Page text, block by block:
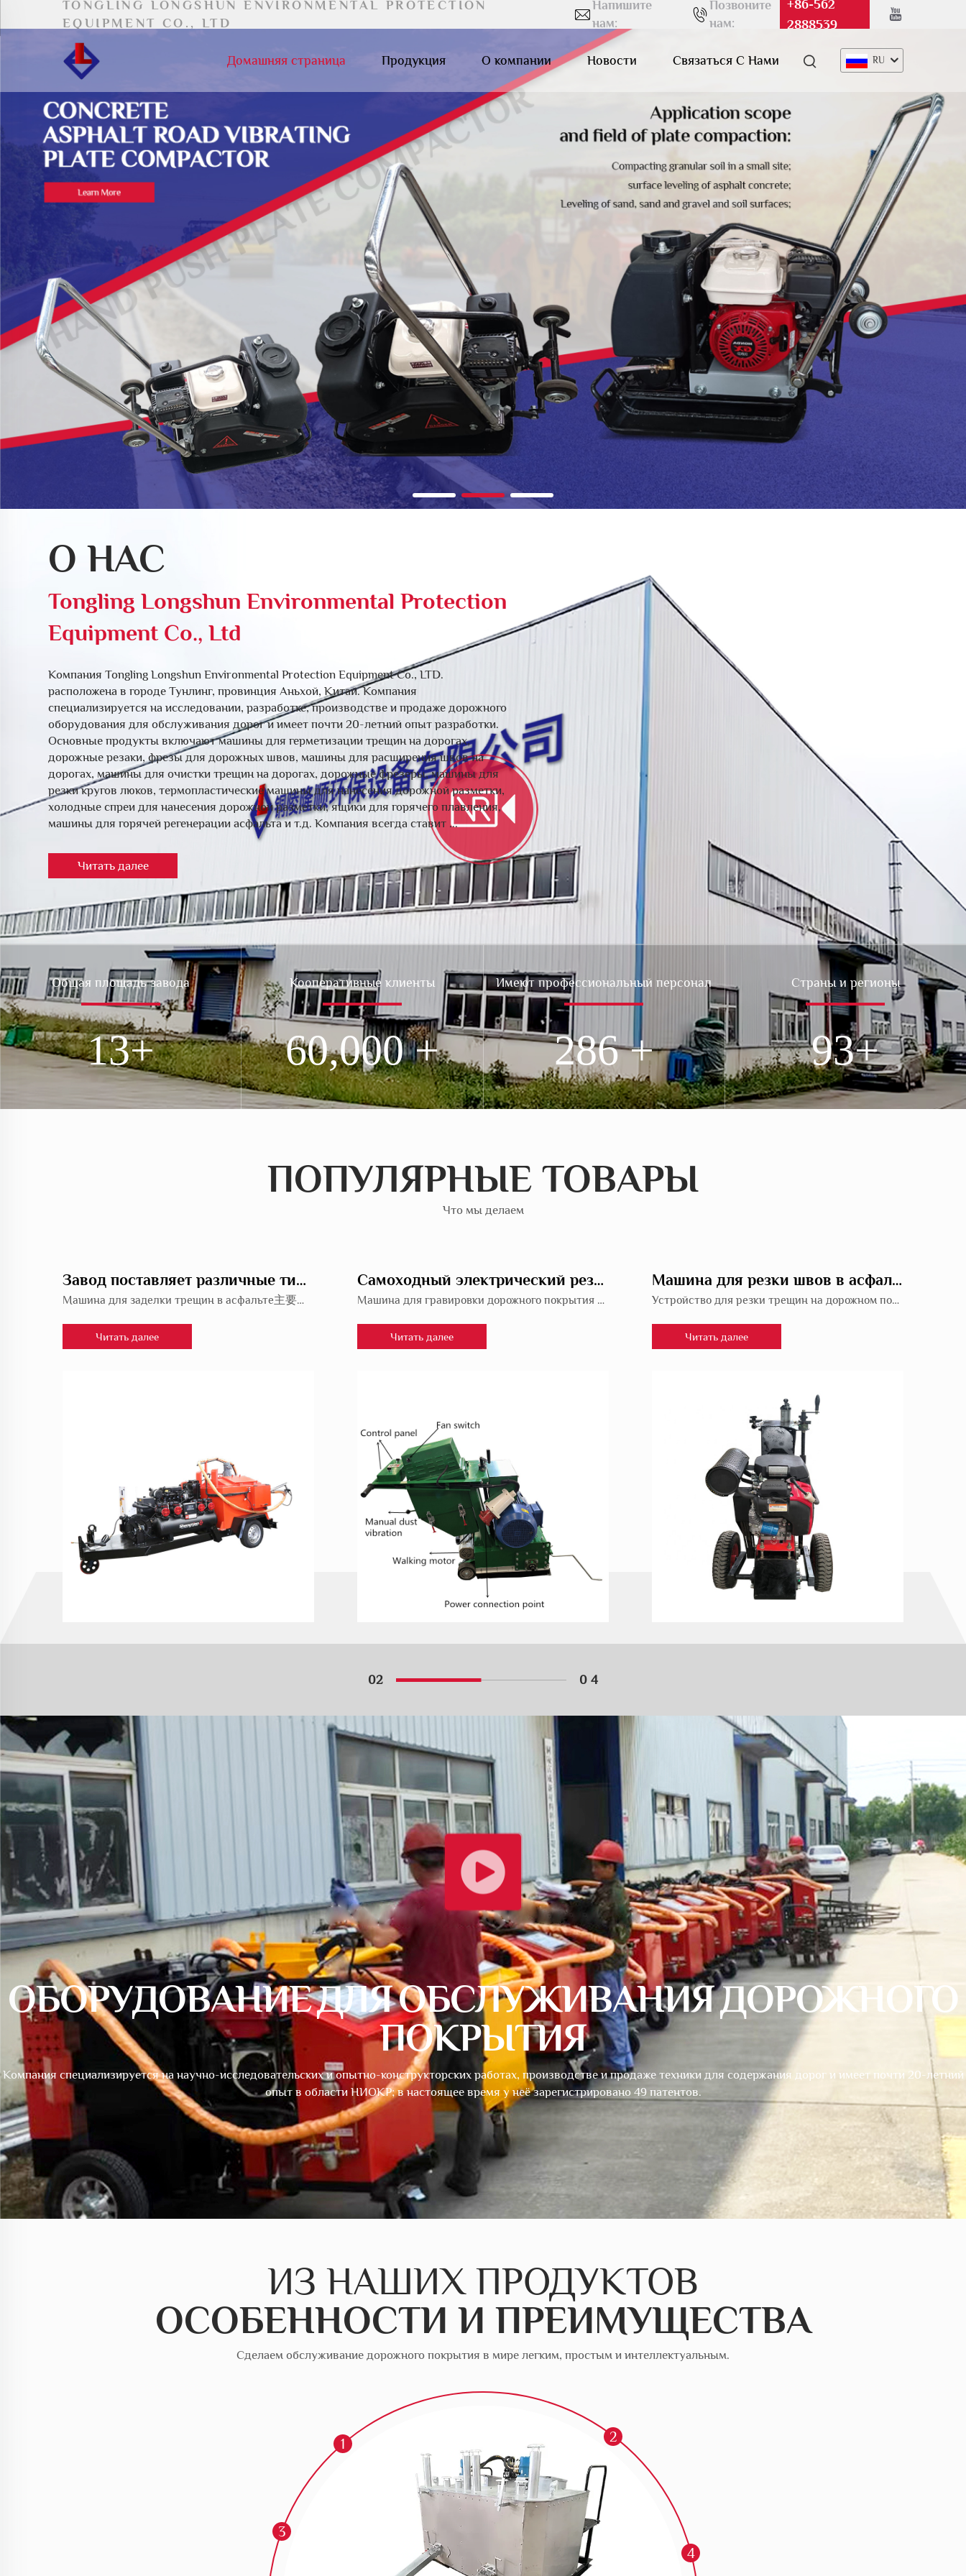
TONGLING LONGSHUN ENVIRONMENTAL PROTECTION
EQUIPMENT CO., LTD
Напишите
нам:
Позвоните
нам:
+86-562
2888539
Домашняя страница Продукция О компании Новости Связаться С Нами RU
О НАС
Tongling Longshun Environmental Protection
Equipment Co., Ltd
Компания Tongling Longshun Environmental Protection Equipment Co., LTD.
расположена в городе Тунлинг, провинция Аньхой, Китай. Компания
специализируется на исследовании, разработке, производстве и продаже дорожного
оборудования для обслуживания дорог и имеет почти 20-летний опыт разработки.
Основные продукты включают машины для герметизации трещин на дорогах,
дорожные резаки, фрезы для дорожных швов, машины для расширения швов на
дорогах, машины для очистки трещин на дорогах, дорожные фрезеры, машины для
резки кругов люков, термопластические машины для нанесения дорожной разметки,
холодные спреи для нанесения дорожной разметки, ящики для горячего плавления,
машины для горячей регенерации асфальта и т.д. Компания всегда ставит ...
Читать далее
Общая площадь завода
13.5
Кооперативные клиенты
60,000
Имеют профессиональный персонал
286
Страны и регионы
100
ПОПУЛЯРНЫЕ ТОВАРЫ
Что мы делаем
Завод поставляет различные типы машин для герметизации трещин асфальта при ремонте дорожного покрытия, LS-500QY с компрессором
Машина для заделки трещин в асфальте主要用于 дорожное обслуживание и ремонт. Она предназначена для заполнения трещин и швов на дорогах, чтобы предотвратить проникновение воды и продлить срок службы дороги. Найдет широкое применение в городских дорогах, автострадах, взлетно-посадочных полосах аэропортов и различных других типах дорог.
Читать далее
Самоходный электрический резак для швов с пылеулавливанием
Машина для гравировки дорожного покрытия имеет широкий спектр применения и множество преимуществ в ремонте и строительстве дорог.
Читать далее
Машина для резки швов в асфальтовом покрытии дорог, LS-200
Устройство для резки трещин на дорожном покрытии — это специализированная машина, используемая для создания чистых, прямых и равномерных трещин или пазов на поверхностях дорожного покрытия. Это важный инструмент в ремонте и обслуживании дорог, предназначенный для подготовки трещин к герметизации или заполнению горячими материалами. Машина оснащена режущими лезвиями, которые можно регулировать для достижения желаемой ширины и глубины паза, обеспечивая точную и эффективную подготовку трещин.
Читать далее
02 0 4
ОБОРУДОВАНИЕ ДЛЯ ОБСЛУЖИВАНИЯ ДОРОЖНОГО
ПОКРЫТИЯ
Компания специализируется на научно-исследовательских и опытно-конструкторских работах, производстве и продаже техники для содержания дорог и имеет почти 20-летний
опыт в области НИОКР; в настоящее время у неё зарегистрировано 49 патентов.
ИЗ НАШИХ ПРОДУКТОВ
ОСОБЕННОСТИ И ПРЕИМУЩЕСТВА
Сделаем обслуживание дорожного покрытия в мире легким, простым и интеллектуальным.
1 2
3
4